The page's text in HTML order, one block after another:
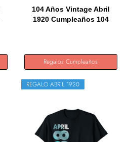
104 Años Vintage Abril
1920 Cumpleaños 104
Regalos Cumpleaños
REGALO ABRIL 1920